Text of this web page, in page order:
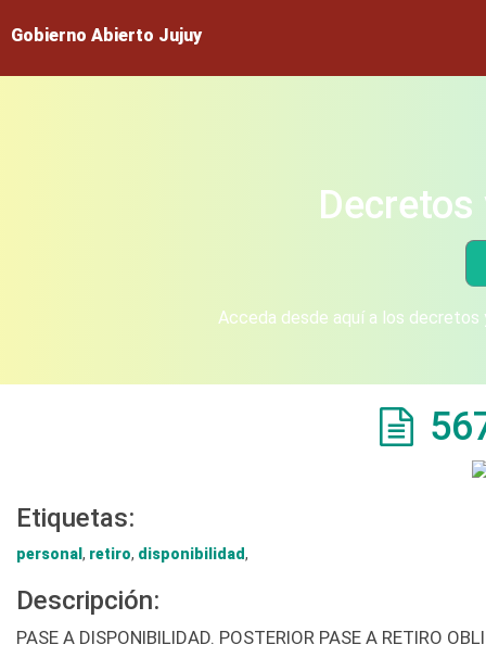
Gobierno Abierto Jujuy
Acceda desde aquí a los
Etiquetas:
personal , retiro, disponibilidad,
Descripción:
PASE A DISPONIBILIDAD. POSTERIOR PASE A RETIRO